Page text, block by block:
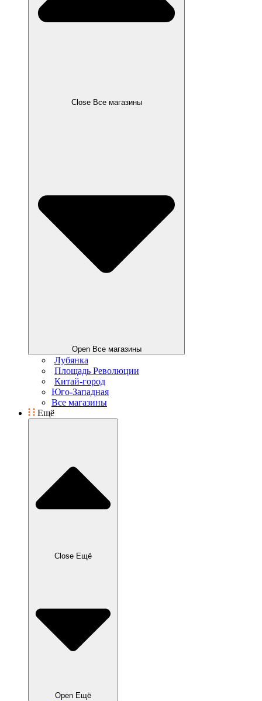
Close Все магазины
Open Все магазины
Лубянка
Площадь Революции
Китай-город
Юго-Западная
Все магазины
Ещё
Close Ещё
Open Ещё